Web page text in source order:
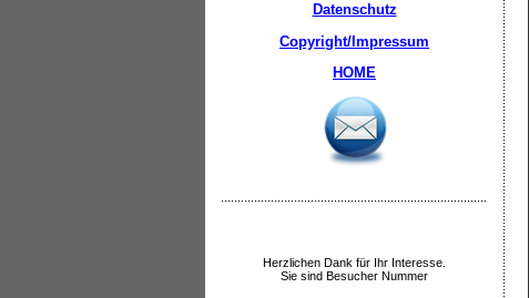
Datenschutz
Copyright/Impressum
HOME
Herzlichen Dank für Ihr Interesse.
Sie sind Besucher Nummer